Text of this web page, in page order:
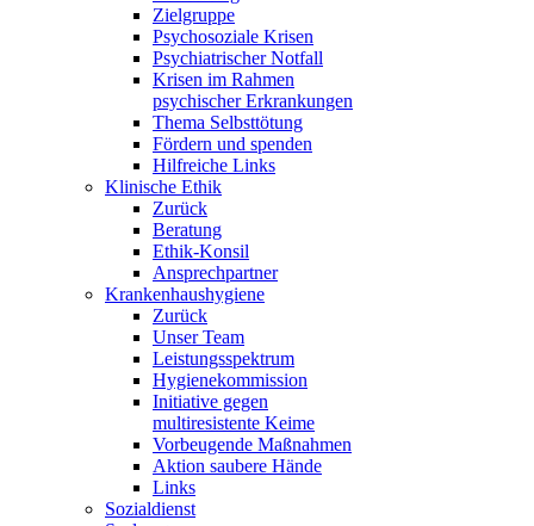
Zielgruppe
Psychosoziale Krisen
Psychiatrischer Notfall
Krisen im Rahmen
psychischer Erkrankungen
Thema Selbsttötung
Fördern und spenden
Hilfreiche Links
Klinische Ethik
Zurück
Beratung
Ethik-Konsil
Ansprechpartner
Krankenhaushygiene
Zurück
Unser Team
Leistungsspektrum
Hygienekommission
Initiative gegen
multiresistente Keime
Vorbeugende Maßnahmen
Aktion saubere Hände
Links
Sozialdienst